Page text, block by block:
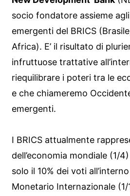
socio fondatore assieme
emergenti del BRICS
Africa). E’ il risultato di
infruttuose trattative
riequilibrare i poteri tra le
e che chiameremo
emergenti.
I BRICS attualmente
dell’economia mondiale (1/
solo il 10% dei voti
Monetario Internazionale